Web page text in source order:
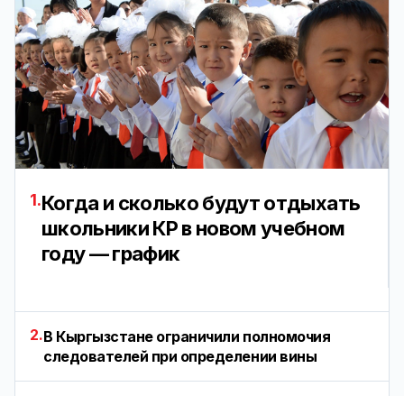
1.Когда и сколько будут отдыхать
школьники КР в новом учебном
году — график
2.В Кыргызстане ограничили полномочия
следователей при определении вины